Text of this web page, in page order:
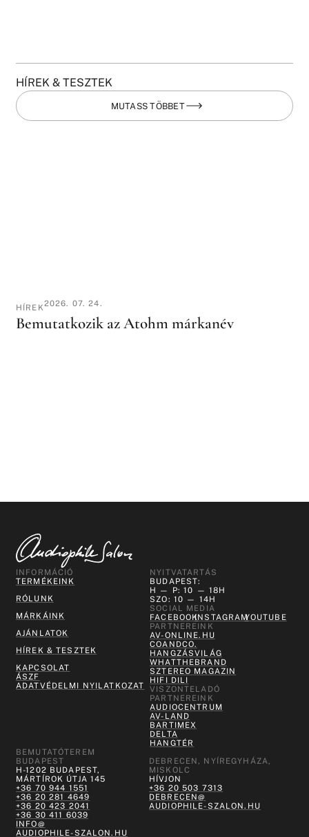
HÍREK & TESZTEK
MUTASS TÖBBET
HÍREK2026. 07. 24.
Bemutatkozik az Atohm márkanév
INFORMÁCIÓ
TERMÉKEINK
RÓLUNK
MÁRKÁINK
AJÁNLATOK
HÍREK & TESZTEK
KAPCSOLAT
ÁSZF
ADATVÉDELMI NYILATKOZAT
NYITVATARTÁS
BUDAPEST:
H — P: 10 — 18H
SZO: 10 — 14H
SOCIAL MEDIA
FACEBOOKINSTAGRAMYOUTUBE
PARTNEREINK
AV-ONLINE.HU
COANDCO.
HANGZÁSVILÁG
WHATTHEBRAND
SZTEREO MAGAZIN
HIFI DILI
VISZONTELADÓ
PARTNEREINK
AUDIOCENTRUM
AV-LAND
BARTIMEX
DELTA
HANGTÉR
BEMUTATÓTEREM
BUDAPEST
H-1202 BUDAPEST,
MÁRTÍROK ÚTJA 145
+36 70 944 1551
+36 20 281 4649
+36 20 423 2041
+36 30 411 6039
INFO@
AUDIOPHILE-SZALON.HU
DEBRECEN, NYÍREGYHÁZA,
MISKOLC
HÍVJON
+36 20 503 7313
DEBRECEN@
AUDIOPHILE-SZALON.HU